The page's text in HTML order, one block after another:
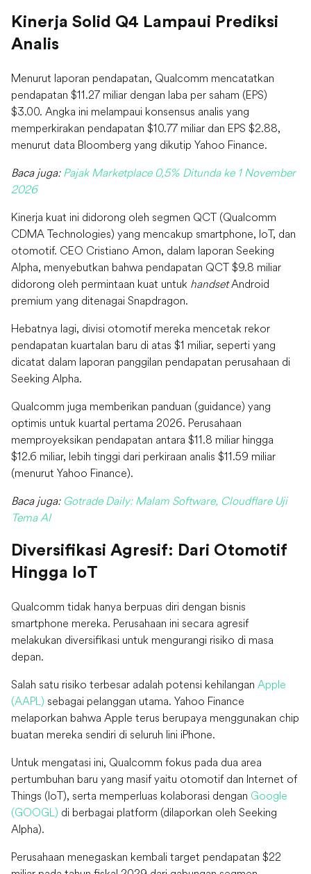
Kinerja Solid Q4 Lampaui Prediksi
Analis
Menurut laporan pendapatan, Qualcomm mencatatkan
pendapatan $11.27 miliar dengan laba per saham (EPS)
$3.00. Angka ini melampaui konsensus analis yang
memperkirakan pendapatan $10.77 miliar dan EPS $2.88,
menurut data Bloomberg yang dikutip Yahoo Finance.
Baca juga: Pajak Marketplace 0,5% Ditunda ke 1 November
2026
Kinerja kuat ini didorong oleh segmen QCT (Qualcomm
CDMA Technologies) yang mencakup smartphone, IoT, dan
otomotif. CEO Cristiano Amon, dalam laporan Seeking
Alpha, menyebutkan bahwa pendapatan QCT $9.8 miliar
didorong oleh permintaan kuat untuk handsetAndroid
premium yang ditenagai Snapdragon.
Hebatnya lagi, divisi otomotif mereka mencetak rekor
pendapatan kuartalan baru di atas $1 miliar, seperti yang
dicatat dalam laporan panggilan pendapatan perusahaan di
Seeking Alpha.
Qualcomm juga memberikan panduan (guidance) yang
optimis untuk kuartal pertama 2026. Perusahaan
memproyeksikan pendapatan antara $11.8 miliar hingga
$12.6 miliar, lebih tinggi dari perkiraan analis $11.59 miliar
(menurut Yahoo Finance).
Baca juga: Gotrade Daily: Malam Software, Cloudflare Uji
Tema AI
Diversifikasi Agresif: Dari Otomotif
Hingga IoT
Qualcomm tidak hanya berpuas diri dengan bisnis
smartphone mereka. Perusahaan ini secara agresif
melakukan diversifikasi untuk mengurangi risiko di masa
depan.
Salah satu risiko terbesar adalah potensi kehilangan Apple
(AAPL) sebagai pelanggan utama. Yahoo Finance
melaporkan bahwa Apple terus berupaya menggunakan chip
buatan mereka sendiri di seluruh lini iPhone.
Untuk mengatasi ini, Qualcomm fokus pada dua area
pertumbuhan baru yang masif yaitu otomotif dan Internet of
Things (IoT), serta memperluas kolaborasi dengan Google
(GOOGL) di berbagai platform (dilaporkan oleh Seeking
Alpha).
Perusahaan menegaskan kembali target pendapatan $22